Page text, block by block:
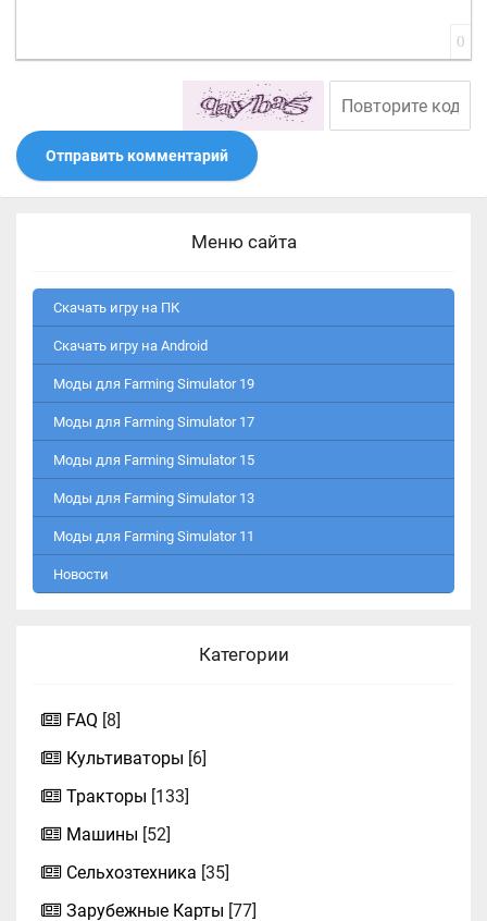
0
Отправить комментарий
Меню сайта
Скачать игру на ПК
Скачать игру на Android
Моды для Farming Simulator 19
Моды для Farming Simulator 17
Моды для Farming Simulator 15
Моды для Farming Simulator 13
Моды для Farming Simulator 11
Новости
Категории
FAQ [8]
Культиваторы [6]
Тракторы [133]
Машины [52]
Сельхозтехника [35]
Зарубежные Карты [77]